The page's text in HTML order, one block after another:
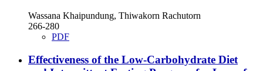
Wassana Khaipundung, Thiwakorn Rachutorn
266-280
PDF
Effectiveness of the Low-Carbohydrate Diet